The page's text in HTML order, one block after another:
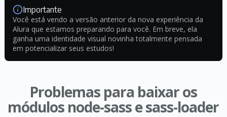
Importante
Você está vendo a versão anterior da nova experiência da
Alura que estamos preparando para você. Em breve, ela
ganha uma identidade visual novinha totalmente pensada
em potencializar seus estudos!
Problemas para baixar os
módulos node-sass e sass-loader